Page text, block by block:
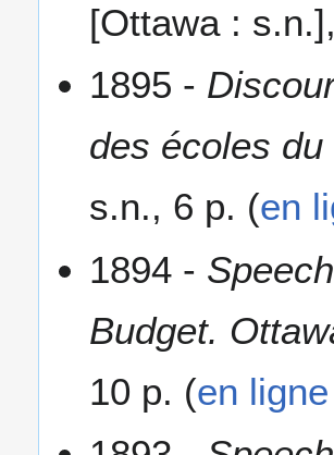
[Ottawa :
1895 -
des écoles
s.n., 6 p. (en
1894 -
Budget.
10 p. (en ligne